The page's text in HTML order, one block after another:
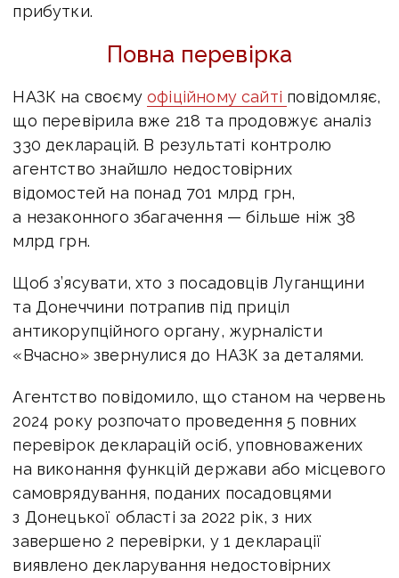
прибутки.
Повна перевірка
НАЗК на своємуофіційному сайті повідомляє,
що перевірила вже 218 та продовжує аналіз
330 декларацій. В результаті контролю
агентство знайшло недостовірних
відомостей на понад 701 млрд грн,
а незаконного збагачення — більше ніж 38
млрд грн.
Щоб з’ясувати, хто з посадовців Луганщини
та Донеччини потрапив під приціл
антикорупційного органу, журналісти
«Вчасно» звернулися до НАЗК за деталями.
Агентство повідомило, що станом на червень
2024 року розпочато проведення 5 повних
перевірок декларацій осіб, уповноважених
на виконання функцій держави або місцевого
самоврядування, поданих посадовцями
з Донецької області за 2022 рік, з них
завершено 2 перевірки, у 1 декларації
виявлено декларування недостовірних